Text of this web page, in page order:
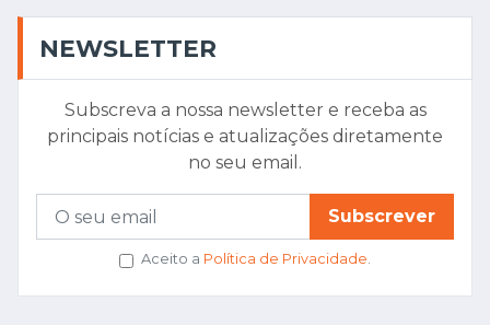
NEWSLETTER
Subscreva a nossa newsletter e receba as
principais notícias e atualizações diretamente
no seu email.
Subscrever
Aceito a Política de Privacidade.